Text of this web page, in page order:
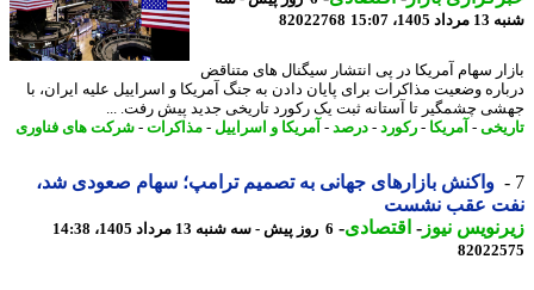
15:07
82022768
سهام آمریکا در پی انتشار سیگنال های متناقض
وضعیت مذاکرات برای پایان دادن به جنگ آمریکا و اسراییل علیه ایران، با
چشمگیر تا آستانه ثبت یک رکورد تاریخی جدید پیش رفت. ...
-آمریکا- رکورد-درصد-آمریکا و اسراییل -مذاکرات- شرکت های فناوری
واکنش بازارهای جهانی به تصمیم ترامپ؛ سهام صعودی شد،
عقب نشست
نیوز-اقتصادی-6 روز پیش - سه شنبه 13 مرداد 1405، 14:38